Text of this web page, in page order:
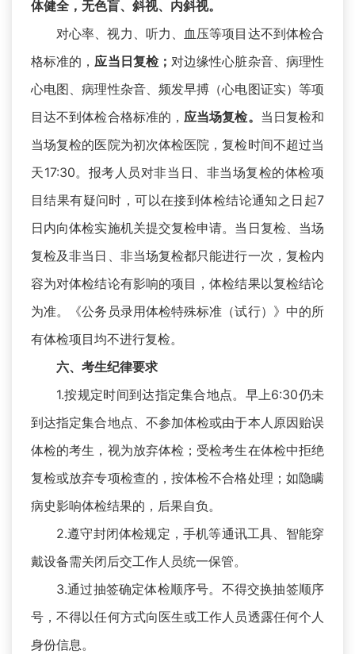
体健全，无色盲、斜视、内斜视。
对心率、视力、听力、血压等项目达不到体检合
格标准的，应当日复检； 对边缘性心脏杂音、病理性
心电图、病理性杂音、频发早搏（心电图证实）等项
目达不到体检合格标准的，应当场复检。 当日复检和
当场复检的医院为初次体检医院，复检时间不超过当
天17:30。报考人员对非当日、非当场复检的体检项
目结果有疑问时，可以在接到体检结论通知之日起7
日内向体检实施机关提交复检申请。当日复检、当场
复检及非当日、非当场复检都只能进行一次，复检内
容为对体检结论有影响的项目，体检结果以复检结论
为准。《公务员录用体检特殊标准（试行）》中的所
有体检项目均不进行复检。
六、考生纪律要求
1.按规定时间到达指定集合地点。早上6:30仍未
到达指定集合地点、不参加体检或由于本人原因贻误
体检的考生，视为放弃体检；受检考生在体检中拒绝
复检或放弃专项检查的，按体检不合格处理；如隐瞒
病史影响体检结果的，后果自负。
2.遵守封闭体检规定，手机等通讯工具、智能穿
戴设备需关闭后交工作人员统一保管。
3.通过抽签确定体检顺序号。不得交换抽签顺序
号，不得以任何方式向医生或工作人员透露任何个人
身份信息。